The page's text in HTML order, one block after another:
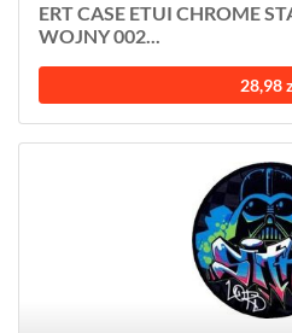
ERT CASE ETUI CHROME
WOJNY 002...
28,98